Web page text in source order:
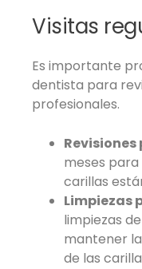
Visitas
Es importante
dentista para
profesionales.
meses para
carillas
Limpiezas
limpiezas
mantener
de las